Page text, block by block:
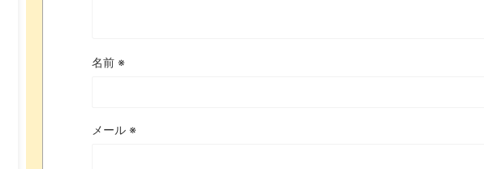
名前 ※
メール ※